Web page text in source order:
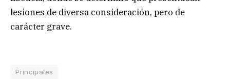
lesiones de diversa consideración, pero de
carácter grave.
Principales